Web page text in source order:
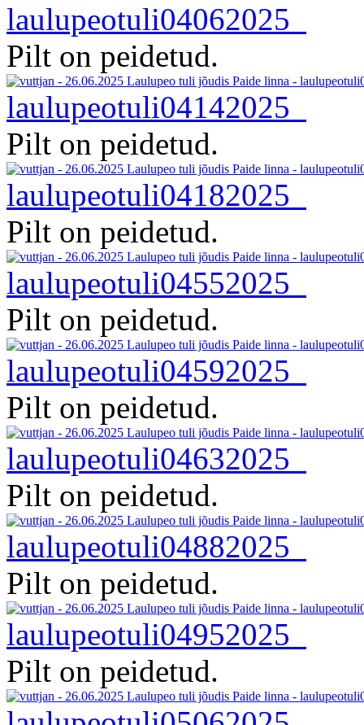
laulupeotuli04062025
Pilt on peidetud.
laulupeotuli04142025
Pilt on peidetud.
laulupeotuli04182025
Pilt on peidetud.
laulupeotuli04552025
Pilt on peidetud.
laulupeotuli04592025
Pilt on peidetud.
laulupeotuli04632025
Pilt on peidetud.
laulupeotuli04882025
Pilt on peidetud.
laulupeotuli04952025
Pilt on peidetud.